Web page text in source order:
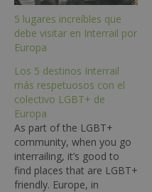
5 lugares increíbles que
debe visitar en Interrail por
Europa
Los 5 destinos Interrail
más respetuosos con el
colectivo LGBT+ de
Europa
As part of the LGBT+
community, when you go
interrailing, it’s good to
find places that are LGBT+
friendly. Europe, in